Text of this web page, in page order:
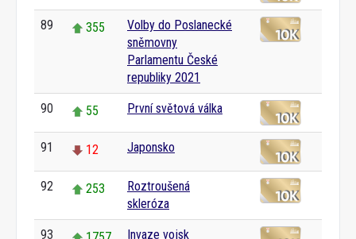
89 355
Volby do Poslanecké
sněmovny
Parlamentu České
republiky 2021
90 55 První světová válka
91 12 Japonsko
92 253
Roztroušená
skleróza
93
Invaze vojsk